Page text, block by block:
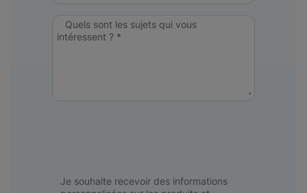
Quels sont les sujets qui vous
intéressent ? *
Je souhaite recevoir des informations